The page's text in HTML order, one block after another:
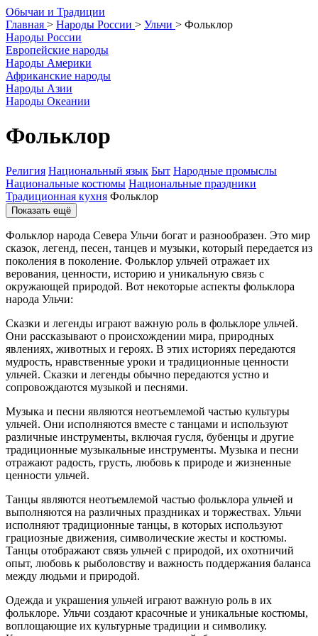
Обычаи и Традиции
Главная > Народы России > Ульчи > Фольклор
Народы России
Европейские народы
Народы Америки
Африканские народы
Народы Азии
Народы Океании
Фольклор
Религия Национальный язык Быт Народные промыслы
Национальные костюмы Национальные праздники
Традиционная кухня Фольклор
Показать ещё
Фольклор народа Севера Ульчи богат и разнообразен. Это мир
сказок, легенд, песен, танцев и музыки, который передается из
поколения в поколение. Фольклор ульчей отражает их
верования, ценности, историю и уникальную связь с
окружающей природой. Вот некоторые аспекты фольклора
народа Ульчи:
Сказки и легенды играют важную роль в фольклоре ульчей.
Они рассказывают о происхождении мира, природных
явлениях, животных и героях. В этих историях передаются
мудрость, нравственные уроки и традиционные ценности
ульчей. Сказки и легенды обычно передаются устно и
сопровождаются музыкой и песнями.
Музыка и песни являются неотъемлемой частью культуры
ульчей. Они исполняются вместе с танцами и используют
различные инструменты, включая гусля, бубенцы и другие
традиционные музыкальные инструменты. Музыка и песни
отражают радость, грусть, любовь к природе и жизненные
ценности ульчей.
Танцы являются неотъемлемой частью фольклора ульчей и
выполняются на различных праздниках и торжествах. Ульчи
исполняют традиционные танцы, в которых используют
грациозные движения, символические жесты и костюмы.
Танцы отображают связь ульчей с природой, их охотничий
опыт, любовь к рыболовству и важность поддержания баланса
между людьми и природой.
Одежда и украшения ульчей играют важную роль в их
фольклоре. Ульчи создают красочные и уникальные костюмы,
воплощающие их культурные традиции и символику.